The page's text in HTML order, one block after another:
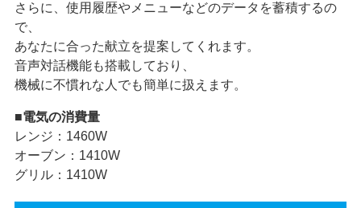
さらに、使用履歴やメニューなどのデータを蓄積するの
で、
あなたに合った献立を提案してくれます。
音声対話機能も搭載しており、
機械に不慣れな人でも簡単に扱えます。
■電気の消費量
レンジ：1460W
オーブン：1410W
グリル：1410W